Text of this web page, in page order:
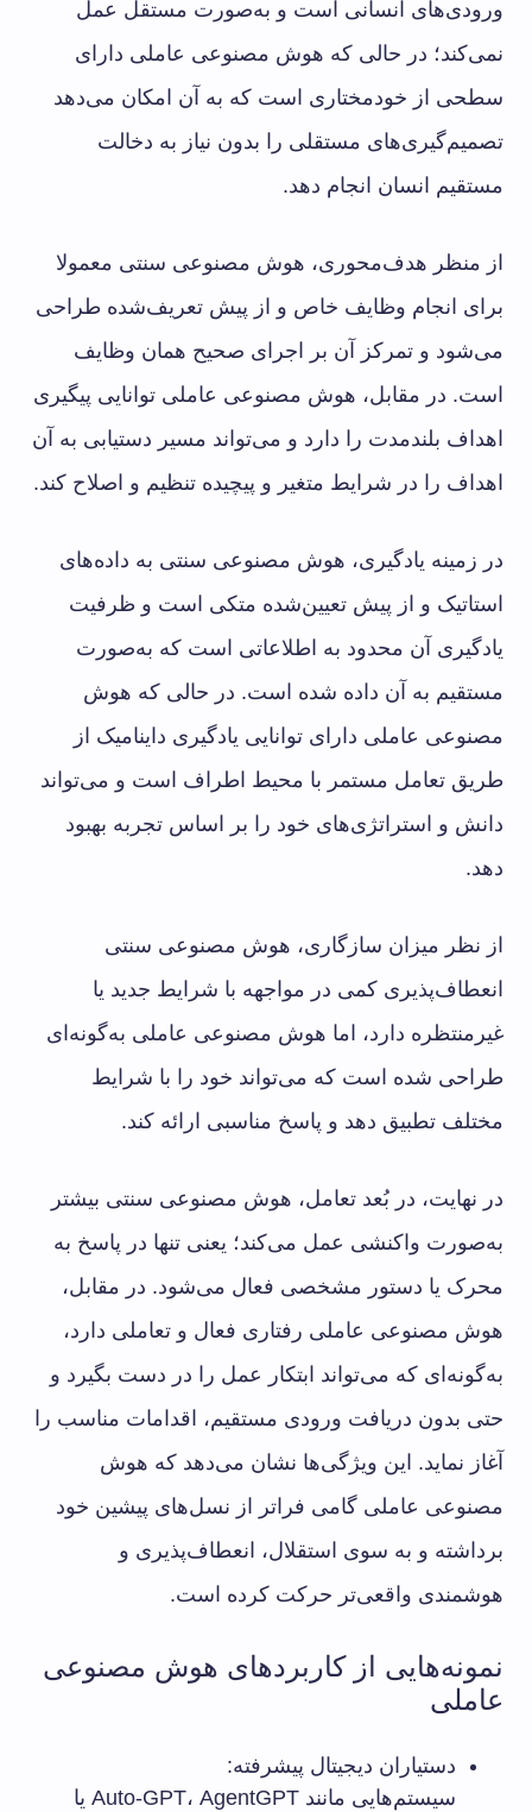
ورودی‌های انسانی است و به‌صورت مستقل عمل
نمی‌کند؛ در حالی که هوش مصنوعی عاملی دارای
سطحی از خودمختاری است که به آن امکان می‌دهد
تصمیم‌گیری‌های مستقلی را بدون نیاز به دخالت
مستقیم انسان انجام دهد.
از منظر هدف‌محوری، هوش مصنوعی سنتی معمولا
برای انجام وظایف خاص و از پیش تعریف‌شده طراحی
می‌شود و تمرکز آن بر اجرای صحیح همان وظایف
است. در مقابل، هوش مصنوعی عاملی توانایی پیگیری
اهداف بلندمدت را دارد و می‌تواند مسیر دستیابی به آن
اهداف را در شرایط متغیر و پیچیده تنظیم و اصلاح کند.
در زمینه یادگیری، هوش مصنوعی سنتی به داده‌های
استاتیک و از پیش تعیین‌شده متکی است و ظرفیت
یادگیری آن محدود به اطلاعاتی است که به‌صورت
مستقیم به آن داده شده است. در حالی که هوش
مصنوعی عاملی دارای توانایی یادگیری داینامیک از
طریق تعامل مستمر با محیط اطراف است و می‌تواند
دانش و استراتژی‌های خود را بر اساس تجربه بهبود
دهد.
از نظر میزان سازگاری، هوش مصنوعی سنتی
انعطاف‌پذیری کمی در مواجهه با شرایط جدید یا
غیرمنتظره دارد، اما هوش مصنوعی عاملی به‌گونه‌ای
طراحی شده است که می‌تواند خود را با شرایط
مختلف تطبیق دهد و پاسخ مناسبی ارائه کند.
در نهایت، در بُعد تعامل، هوش مصنوعی سنتی بیشتر
به‌صورت واکنشی عمل می‌کند؛ یعنی تنها در پاسخ به
محرک یا دستور مشخصی فعال می‌شود. در مقابل،
هوش مصنوعی عاملی رفتاری فعال و تعاملی دارد،
به‌گونه‌ای که می‌تواند ابتکار عمل را در دست بگیرد و
حتی بدون دریافت ورودی مستقیم، اقدامات مناسب را
آغاز نماید. این ویژگی‌ها نشان می‌دهد که هوش
مصنوعی عاملی گامی فراتر از نسل‌های پیشین خود
برداشته و به سوی استقلال، انعطاف‌پذیری و
هوشمندی واقعی‌تر حرکت کرده است.
نمونه‌هایی از کاربردهای هوش مصنوعی
عاملی
دستیاران دیجیتال پیشرفته:
سیستم‌هایی مانند Auto-GPT، AgentGPT یا